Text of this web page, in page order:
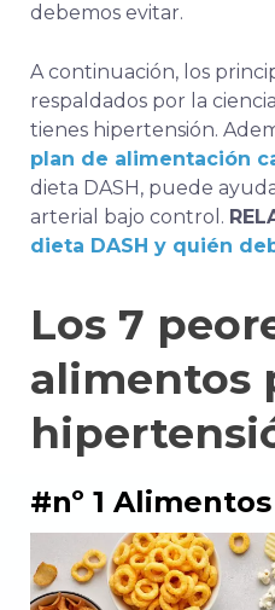
debemos evitar.
A continuación, los
respaldados por la
tienes hipertensión.
plan de alimentación
dieta DASH, puede
arterial bajo control.
dieta DASH y quién
Los 7
alimentos
#nº 1